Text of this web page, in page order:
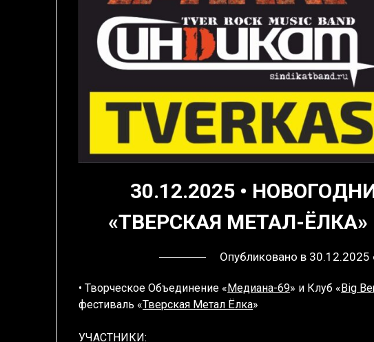
30.12.2025 •
«ТВЕРСКАЯ МЕТАЛ-ЁЛКА»
Опубликовано в 30.12.2025
• Творческое Объединение «Медиана-69» и Клуб «Big
фестиваль «Тверская Метал Ёлка»
УЧАСТНИКИ: